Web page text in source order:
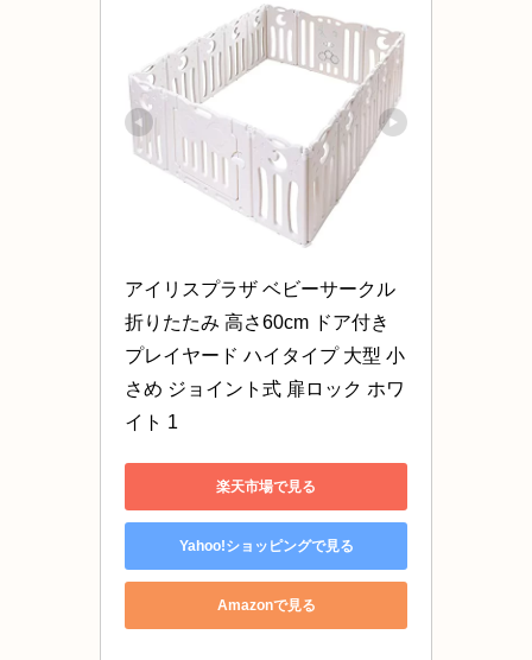
アイリスプラザ ベビーサークル
折りたたみ 高さ60cm ドア付き
プレイヤード ハイタイプ 大型 小
さめ ジョイント式 扉ロック ホワ
イト 1
楽天市場で見る
Yahoo!ショッピングで見る
Amazonで見る